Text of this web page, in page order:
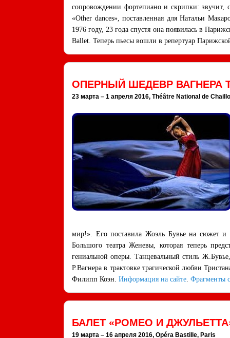
сопровождении фортепиано и скрипки: звучит,
«Other dances», поставленная для Натальи
1976 году, 23 года спустя она появилась в
Ballet. Теперь пьесы вошли в репертуар
ОПЕРНЫЙ ШЕДЕВР ВАГНЕРА
23 марта – 1 апреля 2016, Théâtre National de
мир!». Его поставила Жоэль Бувье на сюжет и
Большого театра Женевы, которая теперь
гениальной оперы. Танцевальный стиль Ж.Бувье,
Р.Вагнера в трактовке трагической любви
Филипп Коэн. Информация на сайте Фрагменты
БАЛЕТ «РОМЕО И
19 марта – 16 апреля 2016, Opéra Bastille, Paris